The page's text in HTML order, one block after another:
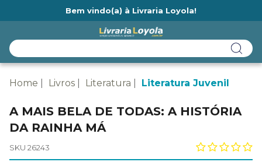
Bem vindo(a) à Livraria Loyola!
Home Livros Literatura Literatura Juvenil
A MAIS BELA DE TODAS: A HISTÓRIA
DA RAINHA MÁ
SKU 26243